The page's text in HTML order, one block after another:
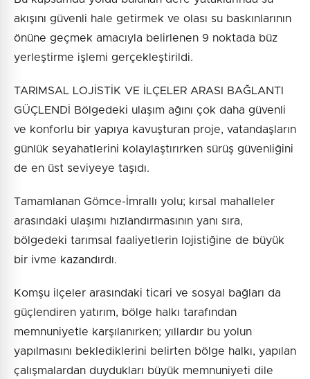
akışını güvenli hale getirmek ve olası su baskınlarının
önüne geçmek amacıyla belirlenen 9 noktada büz
yerleştirme işlemi gerçekleştirildi.
TARIMSAL LOJİSTİK VE İLÇELER ARASI BAĞLANTI
GÜÇLENDİ Bölgedeki ulaşım ağını çok daha güvenli
ve konforlu bir yapıya kavuşturan proje, vatandaşların
günlük seyahatlerini kolaylaştırırken sürüş güvenliğini
de en üst seviyeye taşıdı.
Tamamlanan Gömce-İmrallı yolu; kırsal mahalleler
arasındaki ulaşımı hızlandırmasının yanı sıra,
bölgedeki tarımsal faaliyetlerin lojistiğine de büyük
bir ivme kazandırdı.
Komşu ilçeler arasındaki ticari ve sosyal bağları da
güçlendiren yatırım, bölge halkı tarafından
memnuniyetle karşılanırken; yıllardır bu yolun
yapılmasını beklediklerini belirten bölge halkı, yapılan
çalışmalardan duydukları büyük memnuniyeti dile